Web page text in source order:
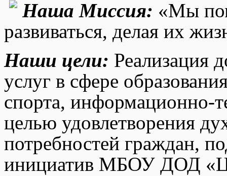
Наша Миссия: «Мы
развиваться, делая их
Наши цели: Реализация
услуг в сфере
спорта, информационно-
целью удовлетворения
потребностей граждан,
инициатив МБОУ ДОД